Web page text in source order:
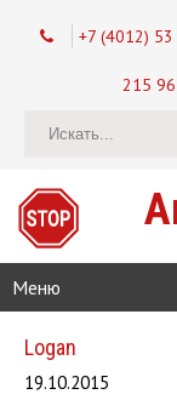
+7 (4012)
215
Меню
Logan
19.10.2015